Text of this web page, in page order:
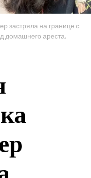
застряла на границе с
домашнего ареста.